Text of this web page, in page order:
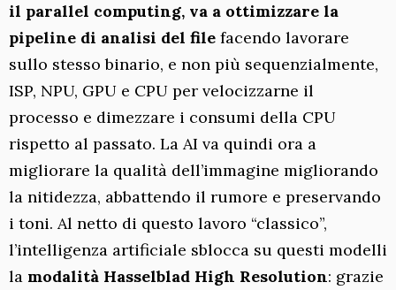
il parallel computing, va a ottimizzare la
pipeline di analisi del file facendo lavorare
sullo stesso binario, e non più sequenzialmente,
ISP, NPU, GPU e CPU per velocizzarne il
processo e dimezzare i consumi della CPU
rispetto al passato. La AI va quindi ora a
migliorare la qualità dell’immagine migliorando
la nitidezza, abbattendo il rumore e preservando
i toni. Al netto di questo lavoro “classico”,
l’intelligenza artificiale sblocca su questi modelli
la modalità Hasselblad High Resolution: grazie